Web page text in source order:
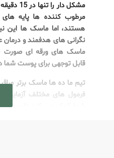
مشکل دار
مرطوب کننده ها پایه های
هستند، اما ماسک ها این
نگرانی های هدفمند و
ماسک های ورقه ای صورت
قابل توجهی برای پوست شما
تیم ما ده ها ماسک برتر
فرمول های مختلف
شما کمک می کند تا بهترین